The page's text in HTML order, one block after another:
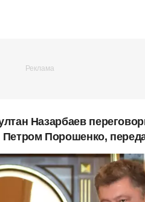
Назарбаев
Порошенко,